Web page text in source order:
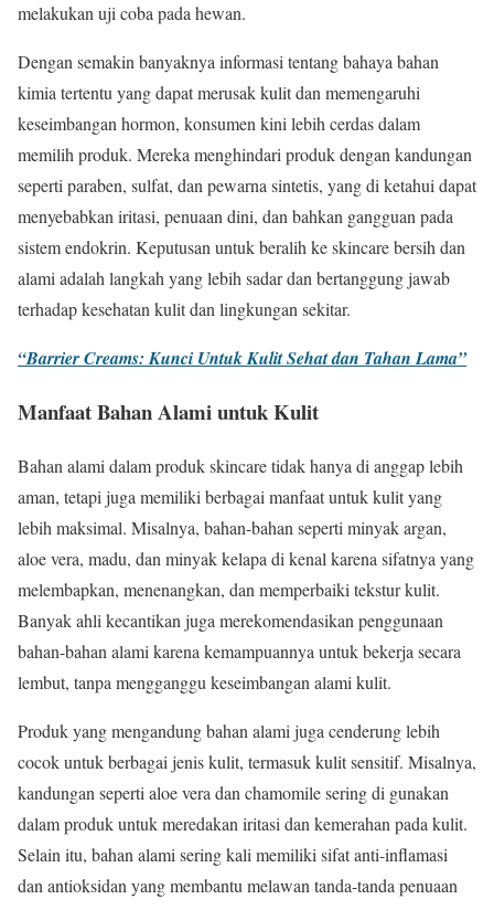
melakukan uji coba pada hewan.
Dengan semakin banyaknya informasi tentang bahaya bahan
kimia tertentu yang dapat merusak kulit dan memengaruhi
keseimbangan hormon, konsumen kini lebih cerdas dalam
memilih produk. Mereka menghindari produk dengan kandungan
seperti paraben, sulfat, dan pewarna sintetis, yang di ketahui dapat
menyebabkan iritasi, penuaan dini, dan bahkan gangguan pada
sistem endokrin. Keputusan untuk beralih ke skincare bersih dan
alami adalah langkah yang lebih sadar dan bertanggung jawab
terhadap kesehatan kulit dan lingkungan sekitar.
“Barrier Creams: Kunci Untuk Kulit Sehat dan Tahan Lama”
Manfaat Bahan Alami untuk Kulit
Bahan alami dalam produk skincare tidak hanya di anggap lebih
aman, tetapi juga memiliki berbagai manfaat untuk kulit yang
lebih maksimal. Misalnya, bahan-bahan seperti minyak argan,
aloe vera, madu, dan minyak kelapa di kenal karena sifatnya yang
melembapkan, menenangkan, dan memperbaiki tekstur kulit.
Banyak ahli kecantikan juga merekomendasikan penggunaan
bahan-bahan alami karena kemampuannya untuk bekerja secara
lembut, tanpa mengganggu keseimbangan alami kulit.
Produk yang mengandung bahan alami juga cenderung lebih
cocok untuk berbagai jenis kulit, termasuk kulit sensitif. Misalnya,
kandungan seperti aloe vera dan chamomile sering di gunakan
dalam produk untuk meredakan iritasi dan kemerahan pada kulit.
Selain itu, bahan alami sering kali memiliki sifat anti-inflamasi
dan antioksidan yang membantu melawan tanda-tanda penuaan